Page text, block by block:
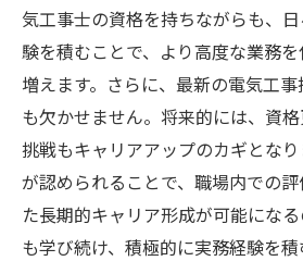
気工事士の資格を持ちながらも、
験を積むことで、より高度な業務
増えます。さらに、最新の電気工
も欠かせません。将来的には、資
挑戦もキャリアアップのカギとな
が認められることで、職場内での
た長期的キャリア形成が可能にな
も学び続け、積極的に実務経験を